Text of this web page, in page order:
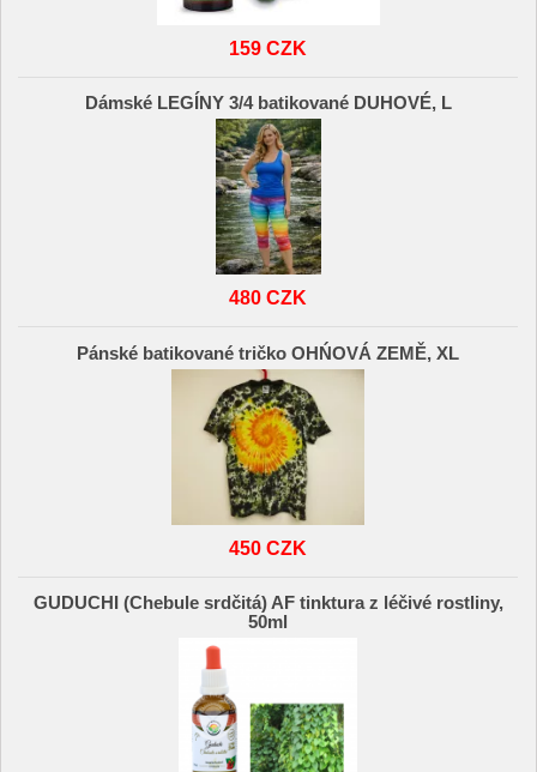
159 CZK
Dámské LEGÍNY 3/4 batikované DUHOVÉ, L
480 CZK
Pánské batikované tričko OHŃOVÁ ZEMĚ, XL
450 CZK
GUDUCHI (Chebule srdčitá) AF tinktura z léčivé rostliny,
50ml